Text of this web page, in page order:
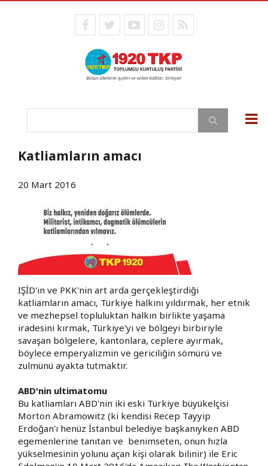
facebooktwitteryoutubeinstagram
RSS
Ara
Katliamların amacı
20 Mart 2016
IŞİD'in ve PKK'nin art arda gerçekleştirdiği
katliamların amacı, Türkiye halkını yıldırmak, her etnik
ve mezhepsel topluluktan halkın birlikte yaşama
iradesini kırmak, Türkiye'yi ve bölgeyi birbiriyle
savaşan bölgelere, kantonlara, ceplere ayırmak,
böylece emperyalizmin ve gericiliğin sömürü ve
zulmünü ayakta tutmaktır.
ABD'nin ultimatomu
Bu katliamları ABD'nin iki eski Türkiye büyükelçisi
Morton Abramowitz (ki kendisi Recep Tayyip
Erdoğan'ı henüz İstanbul belediye başkanıyken ABD
egemenlerine tanıtan ve benimseten, onun hızla
yükselmesinin yolunu açan kişi olarak bilinir) ile Eric